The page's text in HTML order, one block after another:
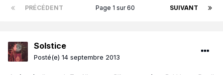
PRÉCÉDENT SUIVANT
Page 1 sur 60
Solstice
Posté(e) 14 septembre 2013